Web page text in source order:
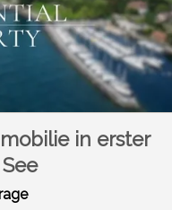
in erster